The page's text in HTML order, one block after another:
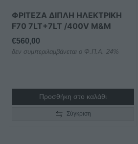
ΦΡΙΤΕΖΑ ΔΙΠΛΗ ΗΛΕΚΤΡΙΚΗ
F70 7LT+7LT /400V M&M
€560,00
δεν συμπεριλαμβάνεται ο Φ.Π.Α. 24%
Προσθήκη στο καλάθι
Σύγκριση